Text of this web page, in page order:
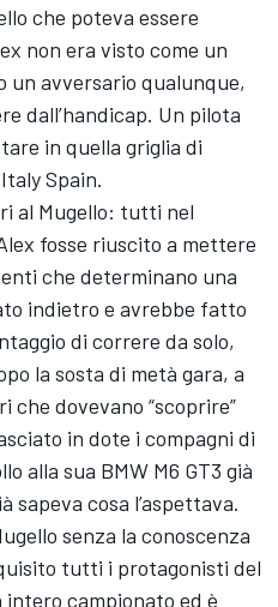
che poteva essere
non era visto come un
un avversario qualunque,
dall’handicap. Un pilota
in quella griglia di
Spain.
al Mugello: tutti nel
fosse riuscito a mettere
che determinano una
indietro e avrebbe fatto
di correre da solo,
la sosta di metà gara, a
dovevano “scoprire”
in dote i compagni di
alla sua BMW M6 GT3 già
sapeva cosa l’aspettava.
senza la conoscenza
tutti i protagonisti del
campionato ed è